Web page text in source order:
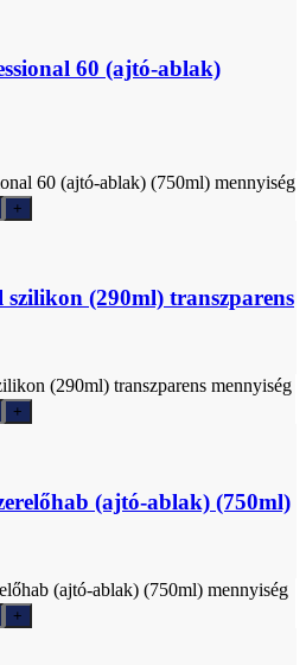
60 (ajtó-ablak)
60 (ajtó-ablak) (750ml) mennyiség
(290ml) transzparens
(290ml) transzparens mennyiség
(ajtó-ablak) (750ml)
(ajtó-ablak) (750ml) mennyiség